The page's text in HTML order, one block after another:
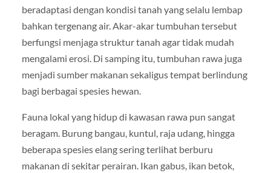
beradaptasi dengan kondisi tanah yang selalu lembap
bahkan tergenang air. Akar-akar tumbuhan tersebut
berfungsi menjaga struktur tanah agar tidak mudah
mengalami erosi. Di samping itu, tumbuhan rawa juga
menjadi sumber makanan sekaligus tempat berlindung
bagi berbagai spesies hewan.
Fauna lokal yang hidup di kawasan rawa pun sangat
beragam. Burung bangau, kuntul, raja udang, hingga
beberapa spesies elang sering terlihat berburu
makanan di sekitar perairan. Ikan gabus, ikan betok,